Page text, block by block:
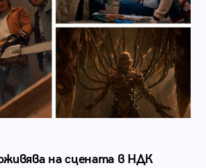
на сцената в НДК